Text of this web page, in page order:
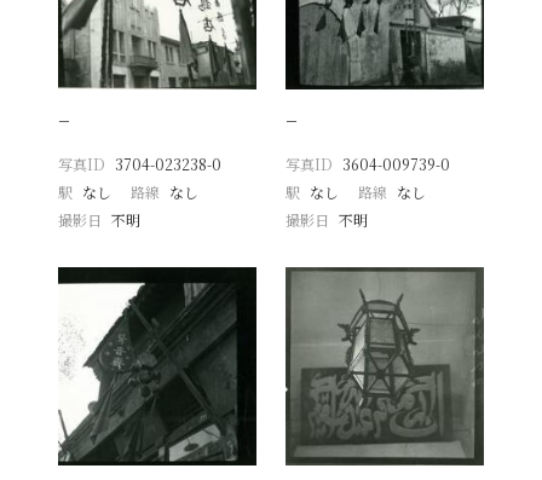
−
写真ID 3704-023238-0
駅 なし 路線 なし
撮影日
不明
−
写真ID 3604-009739-0
駅 なし 路線 なし
撮影日 不明